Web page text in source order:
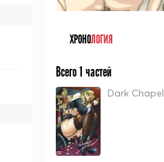
ХРОНОЛОГИЯ
Всего 1 частей
Dark Chapel